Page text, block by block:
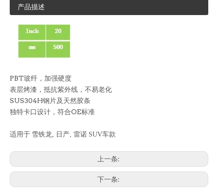
产品描述
PBT玻纤，加强硬度
表层烤漆，抵抗紫外线，不易老化
SUS304H钢片及天然胶条
独特卡口设计，符合OE标准
适用于 雪铁龙, 日产, 雷诺 SUV车款
上一条:
下一条: